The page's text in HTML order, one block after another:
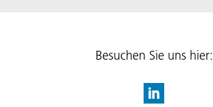
Besuchen Sie uns hier: